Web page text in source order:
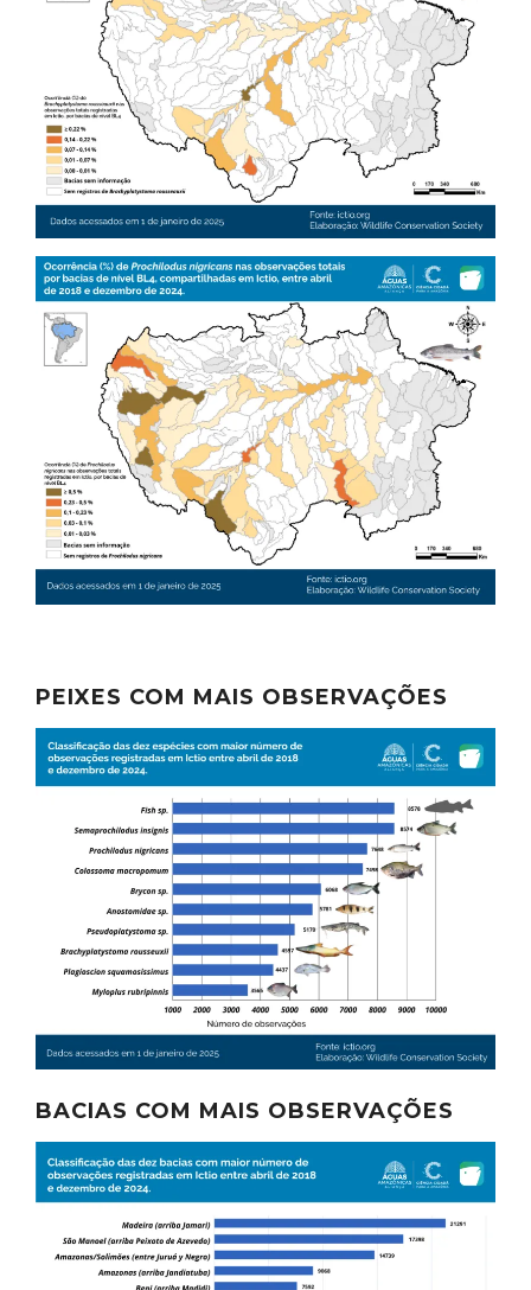
PEIXES COM MAIS OBSERVAÇÕES
BACIAS COM MAIS OBSERVAÇÕES